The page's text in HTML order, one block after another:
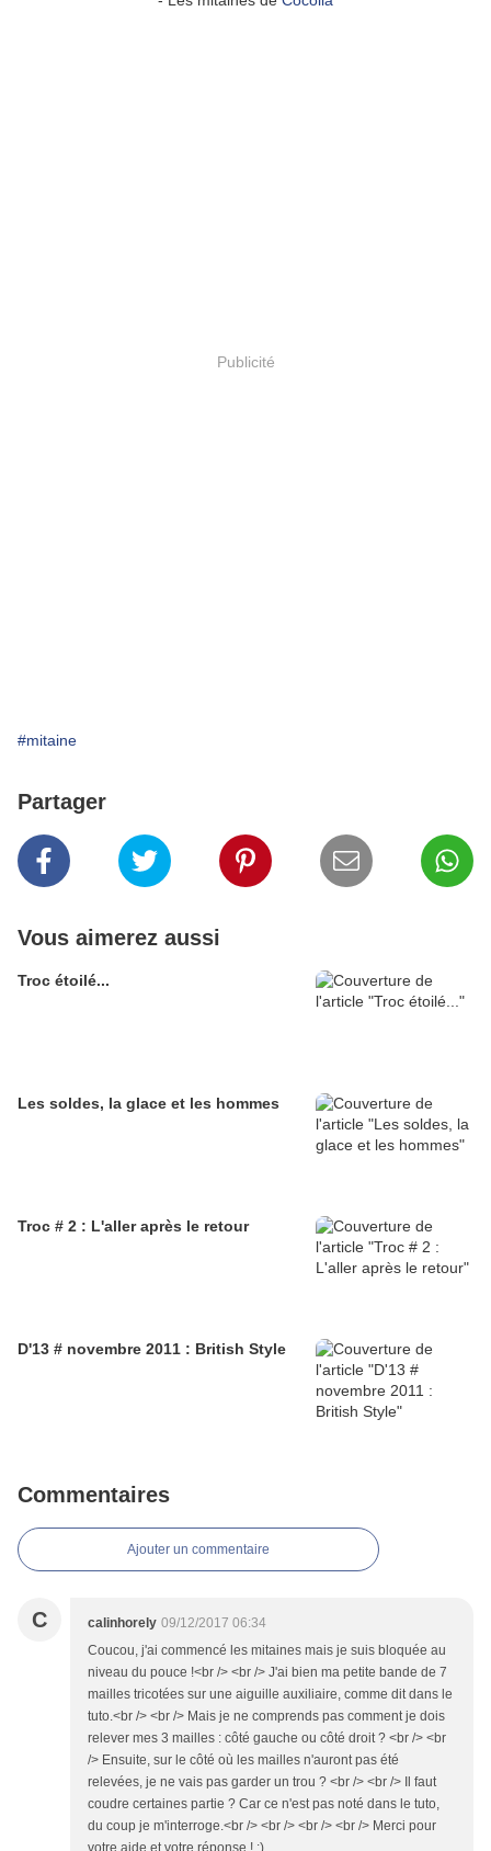
Publicité
#mitaine
Partager
Vous aimerez aussi
Troc étoilé...
Les soldes, la glace et les hommes
Troc # 2 : L'aller après le retour
D'13 # novembre 2011 : British Style
Commentaires
Ajouter un commentaire
C calinhorely 09/12/2017 06:34
Coucou, j'ai commencé les mitaines mais je suis bloquée au
niveau du pouce !<br /> <br /> J'ai bien ma petite bande de 7
mailles tricotées sur une aiguille auxiliaire, comme dit dans le
tuto.<br /> <br /> Mais je ne comprends pas comment je dois
relever mes 3 mailles : côté gauche ou côté droit ? <br /> <br
/> Ensuite, sur le côté où les mailles n'auront pas été
relevées, je ne vais pas garder un trou ? <br /> <br /> Il faut
coudre certaines partie ? Car ce n'est pas noté dans le tuto,
du coup je m'interroge.<br /> <br /> <br /> <br /> Merci pour
votre aide et votre réponse ! :)